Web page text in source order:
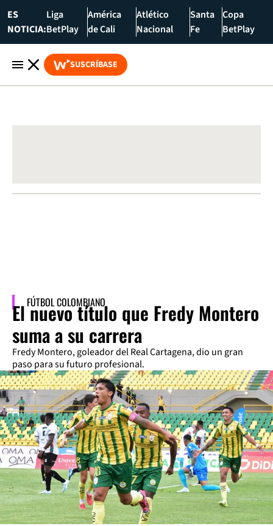
ES
NOTICIA:
Liga
BetPlay
América
de Cali
Atlético
Nacional
Santa
Fe
Copa
BetPlay
SUSCRÍBASE
FÚTBOL COLOMBIANO
El nuevo título que Fredy Montero
suma a su carrera
Fredy Montero, goleador del Real Cartagena, dio un gran
paso para su futuro profesional.